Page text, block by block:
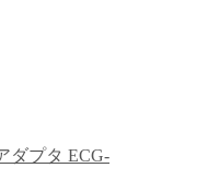
ダプタ ECG-